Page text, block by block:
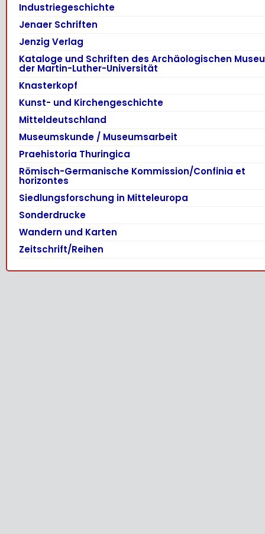
Industriegeschichte
Jenaer Schriften
Jenzig Verlag
Kataloge und Schriften des Archäologischen
der Martin-Luther-Universität
Knasterkopf
Kunst- und Kirchengeschichte
Mitteldeutschland
Museumskunde / Museumsarbeit
Praehistoria Thuringica
Römisch-Germanische Kommission/Confinia et
horizontes
Siedlungsforschung in Mitteleuropa
Sonderdrucke
Wandern und Karten
Zeitschrift/Reihen